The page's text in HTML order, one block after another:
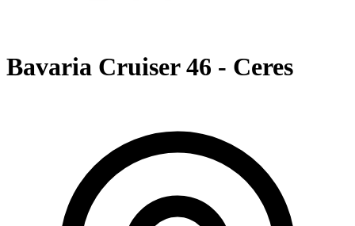
Bavaria Cruiser 46 - Ceres